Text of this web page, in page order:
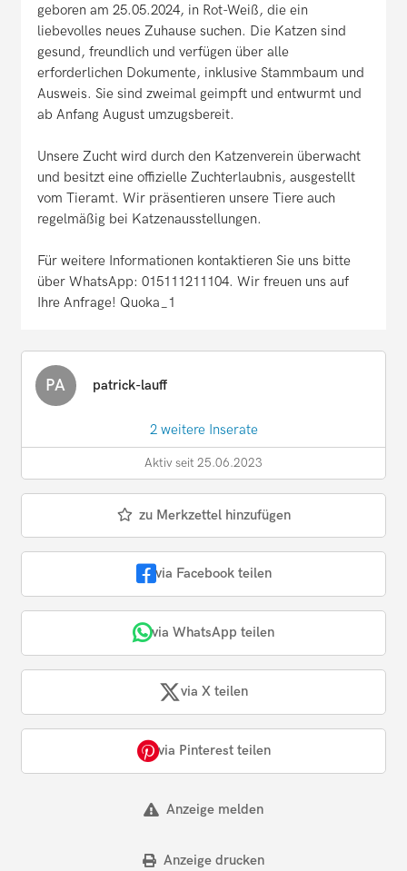
geboren am 25.05.2024, in Rot-Weiß, die ein
liebevolles neues Zuhause suchen. Die Katzen sind
gesund, freundlich und verfügen über alle
erforderlichen Dokumente, inklusive Stammbaum und
Ausweis. Sie sind zweimal geimpft und entwurmt und
ab Anfang August umzugsbereit.
Unsere Zucht wird durch den Katzenverein überwacht
und besitzt eine offizielle Zuchterlaubnis, ausgestellt
vom Tieramt. Wir präsentieren unsere Tiere auch
regelmäßig bei Katzenausstellungen.
Für weitere Informationen kontaktieren Sie uns bitte
über WhatsApp: 015111211104. Wir freuen uns auf
Ihre Anfrage! Quoka_1
PA patrick-lauff
2 weitere Inserate
Aktiv seit 25.06.2023
zu Merkzettel hinzufügen
via Facebook teilen
via WhatsApp teilen
via X teilen
via Pinterest teilen
Anzeige melden
Anzeige drucken